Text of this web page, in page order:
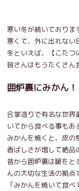
寒い冬が続いておりま
寒くて、外に出れない
冬といえば、【こたつ
皆さんはもうたくさん
囲炉裏にみかん！
合掌造りで有名な世界
いてから食べる事もあ
みかんを焼くと、皮の
香ばしさが増して絶品
昔から囲炉裏は暖をと
んの大切な生活の拠点
「みかんを焼いて食